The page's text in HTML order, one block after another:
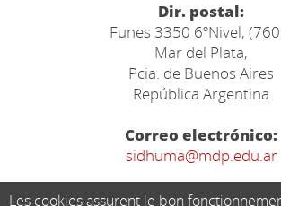
Dir. postal:
Funes 3350 6ºNivel,
Mar del Plata,
Pcia. de Buenos Aires
República Argentina
Correo electrónico:
sidhuma@mdp.edu.ar
Les cookies assurent le bon